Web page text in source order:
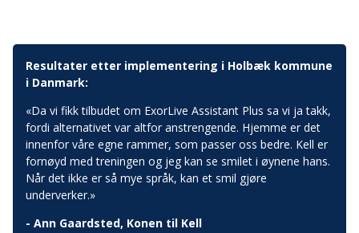
Resultater etter implementering i Holbæk kommune
i Danmark:
«Da vi fikk tilbudet om ExorLive Assistant Plus sa vi ja takk,
fordi alternativet var altfor anstrengende. Hjemme er det
innenfor våre egne rammer, som passer oss bedre. Kell er
fornøyd med treningen og jeg kan se smilet i øynene hans.
Når det ikke er så mye språk, kan et smil gjøre
underverker.»
- Ann Gaardsted, Konen til Kell